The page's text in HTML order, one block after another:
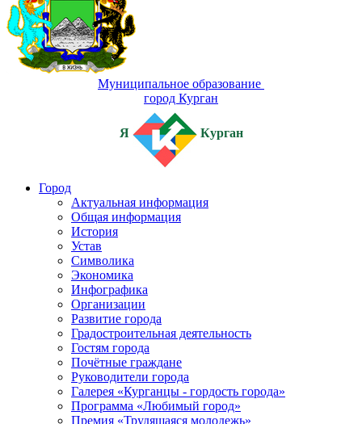
Муниципальное образование
город Курган
Я Курган
Город
Актуальная информация
Общая информация
История
Устав
Символика
Экономика
Инфографика
Организации
Развитие города
Градостроительная деятельность
Гостям города
Почётные граждане
Руководители города
Галерея «Курганцы - гордость города»
Программа «Любимый город»
Премия «Трудящаяся молодежь»